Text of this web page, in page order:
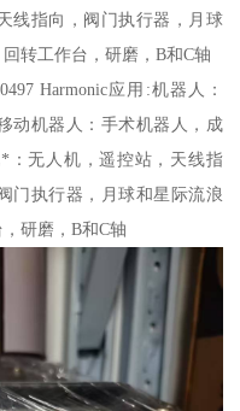
线指向，阀门执行器，月球
转工作台，研磨，B和C轴
Harmonic应用:机器人：
动机器人：手术机器人，成
：无人机，遥控站，天线指
门执行器，月球和星际流浪
研磨，B和C轴